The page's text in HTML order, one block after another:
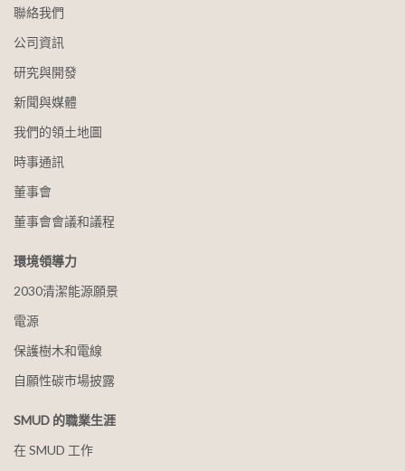
聯絡我們
公司資訊
研究與開發
新聞與媒體
我們的領土地圖
時事通訊
董事會
董事會會議和議程
環境領導力
2030清潔能源願景
電源
保護樹木和電線
自願性碳市場披露
SMUD 的職業生涯
在 SMUD 工作